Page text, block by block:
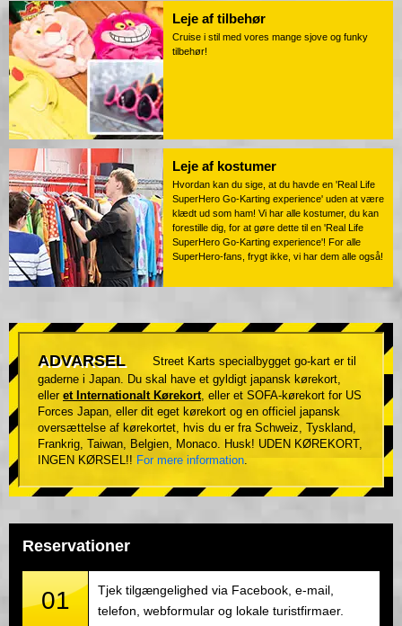
Leje af tilbehør
Cruise i stil med vores mange sjove og funky
tilbehør!
Leje af kostumer
Hvordan kan du sige, at du havde en 'Real Life
SuperHero Go-Karting experience' uden at være
klædt ud som ham! Vi har alle kostumer, du kan
forestille dig, for at gøre dette til en 'Real Life
SuperHero Go-Karting experience'! For alle
SuperHero-fans, frygt ikke, vi har dem alle også!
ADVARSEL
Street Karts specialbygget go-kart er til
gaderne i Japan. Du skal have et gyldigt japansk kørekort,
eller et Internationalt Kørekort, eller et SOFA-kørekort for US
Forces Japan, eller dit eget kørekort og en officiel japansk
oversættelse af kørekortet, hvis du er fra Schweiz, Tyskland,
Frankrig, Taiwan, Belgien, Monaco. Husk! UDEN KØREKORT,
INGEN KØRSEL!! For mere information.
Reservationer
01
Tjek tilgængelighed via Facebook, e-mail,
telefon, webformular og lokale turistfirmaer.